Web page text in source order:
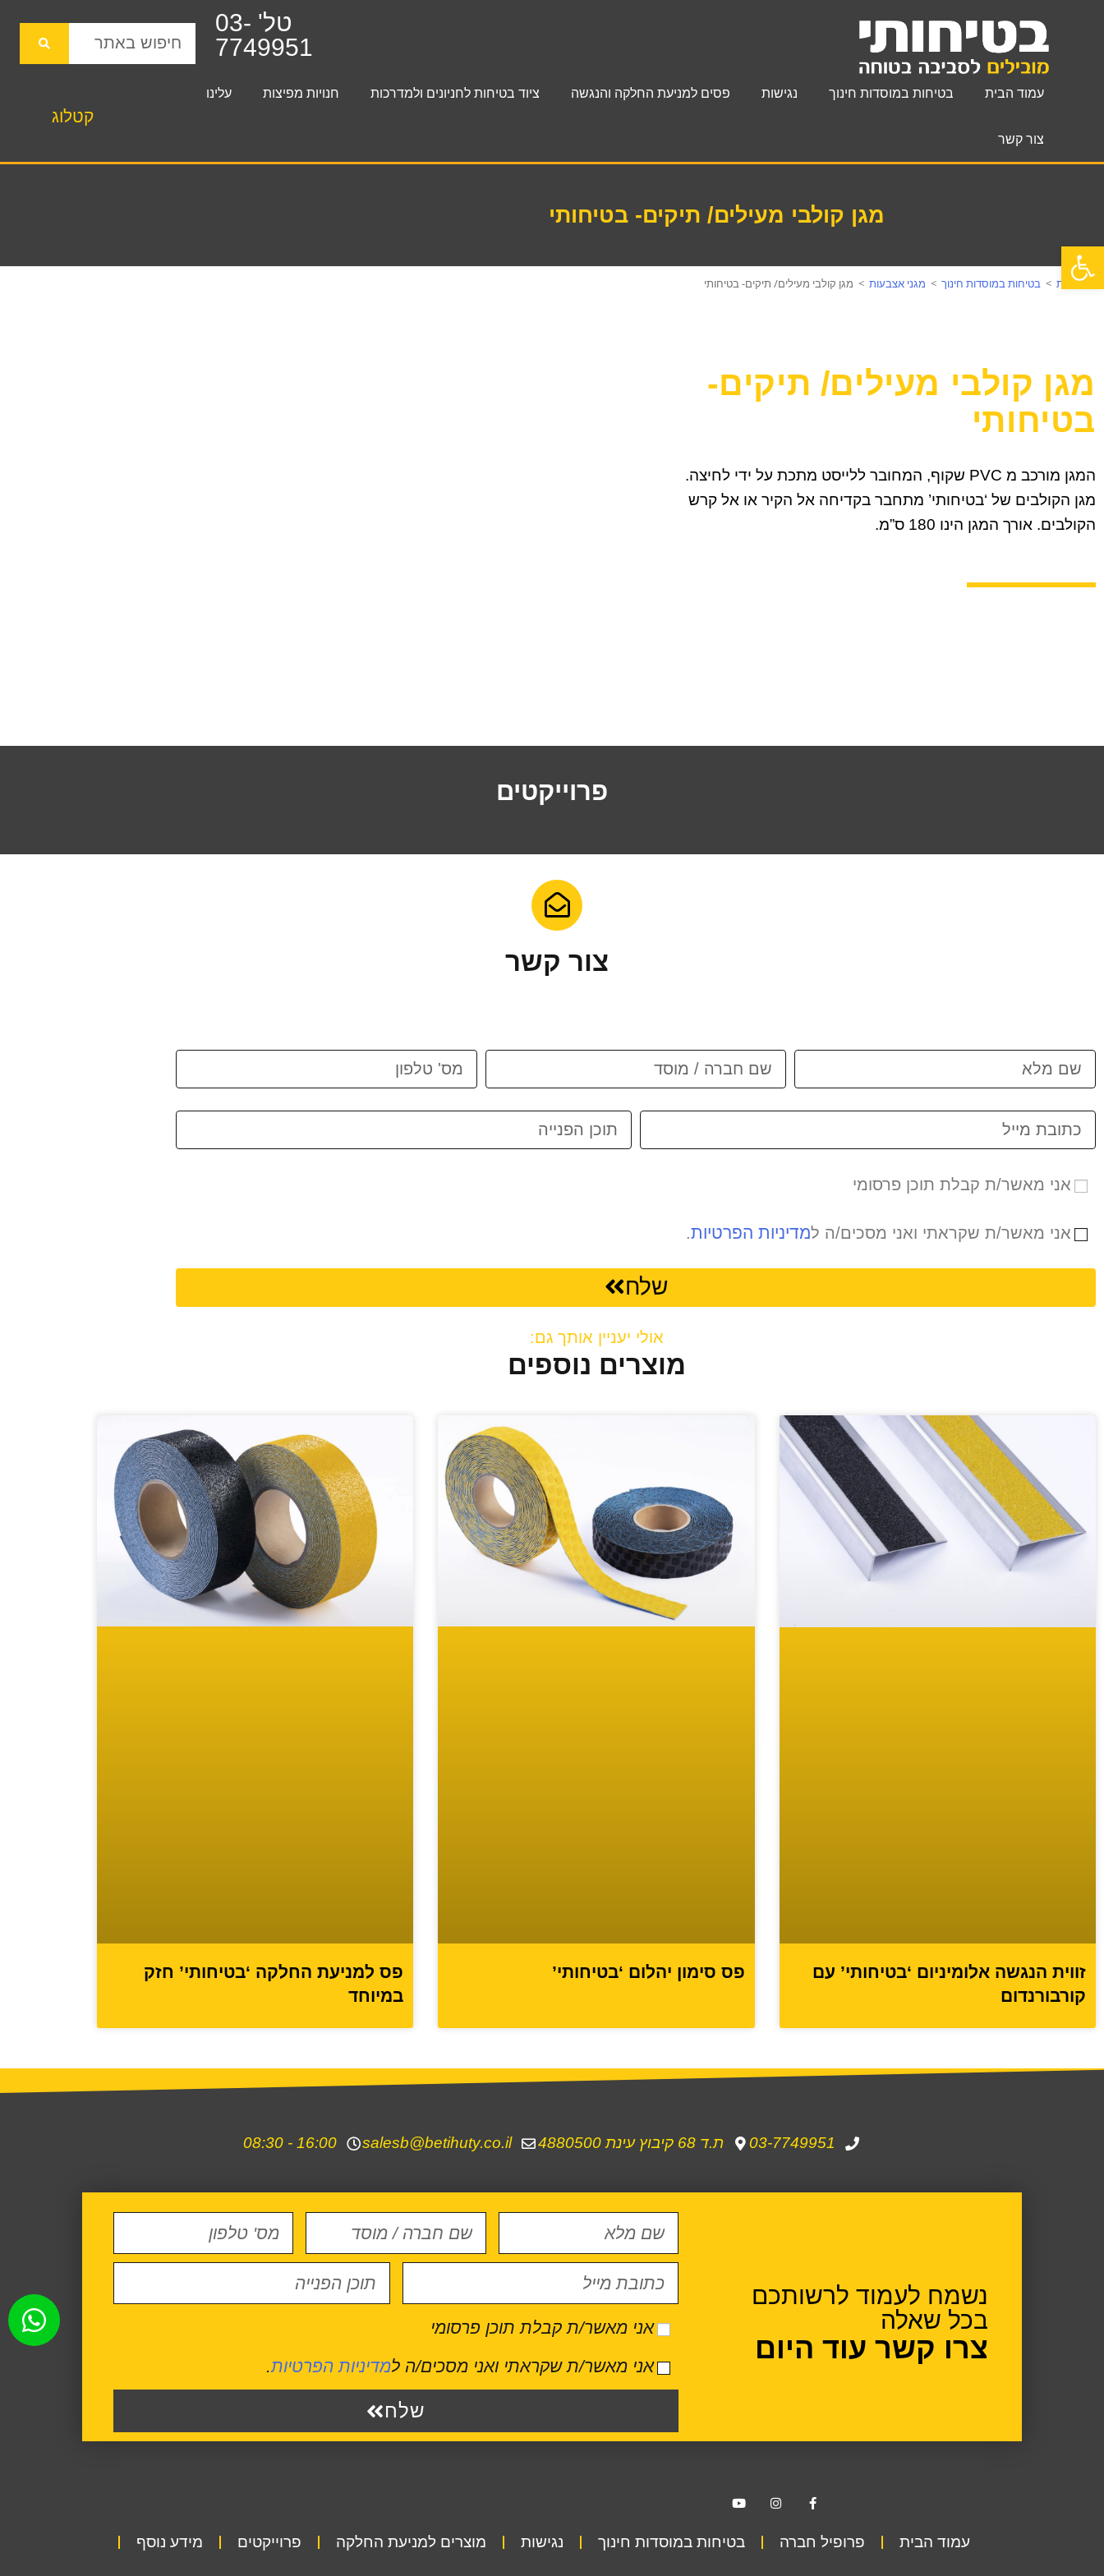
טל' 03-
7749951
עמוד הבית בטיחות במוסדות חינוך נגישות פסים למניעת החלקה והנגשה ציוד בטיחות לחניונים ולמדרכות חנויות מפיצות עלינו
צור קשר
קטלוג
מגן קולבי מעילים/ תיקים- בטיחותי
עמוד הבית > בטיחות במוסדות חינוך > מגני אצבעות > מגן קולבי מעילים/ תיקים- בטיחותי
מגן קולבי מעילים/ תיקים-
בטיחותי
המגן מורכב מ PVC שקוף, המחובר ללייסט מתכת על ידי לחיצה.
מגן הקולבים של ‘בטיחותי’ מתחבר בקדיחה אל הקיר או אל קרש
הקולבים. אורך המגן הינו 180 ס”מ.
פרוייקטים
צור קשר
אני מאשר/ת קבלת תוכן פרסומי
אני מאשר/ת שקראתי ואני מסכים/ה למדיניות הפרטיות.
שלח
אולי יעניין אותך גם:
מוצרים נוספים
זווית הנגשה אלומיניום ‘בטיחותי’ עם
קורבורנדום
פס סימון יהלום ‘בטיחותי’
פס למניעת החלקה ‘בטיחותי’ חזק
במיוחד
03-7749951 ת.ד 68 קיבוץ עינת 4880500 salesb@betihuty.co.il
16:00 - 08:30
נשמח לעמוד לרשותכם
בכל שאלה
צרו קשר עוד היום
אני מאשר/ת קבלת תוכן פרסומי
אני מאשר/ת שקראתי ואני מסכים/ה למדיניות הפרטיות.
שלח
עמוד הבית פרופיל חברה בטיחות במוסדות חינוך נגישות מוצרים למניעת החלקה פרוייקטים מידע נוסף
פתח סרגל נגישות